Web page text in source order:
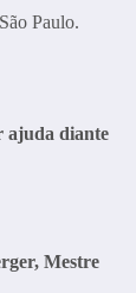
Paulo.
ajuda diante
Mestre